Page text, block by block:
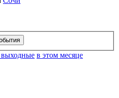
выходные в этом месяце